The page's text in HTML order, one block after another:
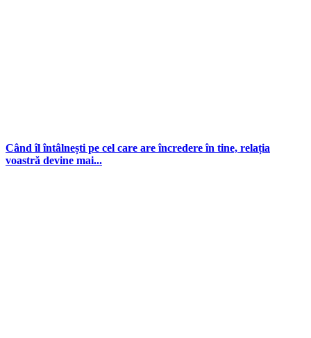
Când îl întâlnești pe cel care are încredere în tine, relația
voastră devine mai...